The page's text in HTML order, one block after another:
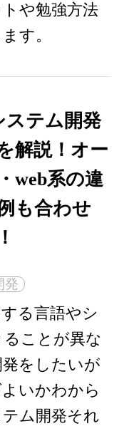
や勉強方法
す。
ステム開発
解説！オー
web系の違
も合わせ
発
る言語やシ
ことが異な
をしたいが
いかわから
ム開発それ